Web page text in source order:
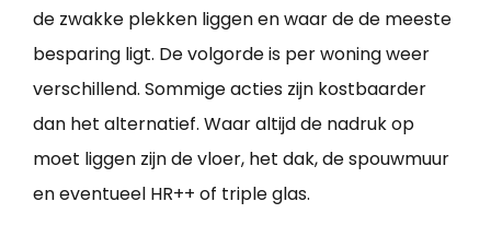
de zwakke plekken liggen en waar de de meeste
besparing ligt. De volgorde is per woning weer
verschillend. Sommige acties zijn kostbaarder
dan het alternatief. Waar altijd de nadruk op
moet liggen zijn de vloer, het dak, de spouwmuur
en eventueel HR++ of triple glas.